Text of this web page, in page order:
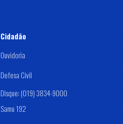
Cidadão
Ouvidoria
Defesa Civil
Disque: (019) 3834-9000
Samu 192